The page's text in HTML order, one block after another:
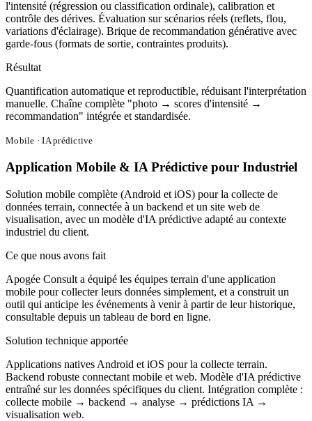
l'intensité (régression ou classification ordinale), calibration et
contrôle des dérives. Évaluation sur scénarios réels (reflets, flou,
variations d'éclairage). Brique de recommandation générative avec
garde-fous (formats de sortie, contraintes produits).
Résultat
Quantification automatique et reproductible, réduisant l'interprétation
manuelle. Chaîne complète "photo → scores d'intensité →
recommandation" intégrée et standardisée.
Mobile · IA prédictive
Application Mobile & IA Prédictive pour Industriel
Solution mobile complète (Android et iOS) pour la collecte de
données terrain, connectée à un backend et un site web de
visualisation, avec un modèle d'IA prédictive adapté au contexte
industriel du client.
Ce que nous avons fait
Apogée Consult a équipé les équipes terrain d'une application
mobile pour collecter leurs données simplement, et a construit un
outil qui anticipe les événements à venir à partir de leur historique,
consultable depuis un tableau de bord en ligne.
Solution technique apportée
Applications natives Android et iOS pour la collecte terrain.
Backend robuste connectant mobile et web. Modèle d'IA prédictive
entraîné sur les données spécifiques du client. Intégration complète :
collecte mobile → backend → analyse → prédictions IA →
visualisation web.